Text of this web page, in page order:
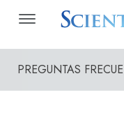
PREGUNTAS